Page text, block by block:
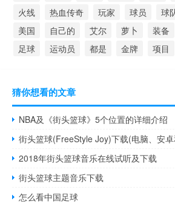
火线
热血传奇 玩家 球员 球
美国
自己的 艾尔 萝卜 装备
足球
运动员 都是 金牌 项目
猜你想看的文章
NBA及《街头篮球》5个位置的详细介绍
街头篮球(FreeStyle Joy)下载(电脑、安
2018年街头篮球音乐在线试听及下载
街头篮球主题音乐下载
怎么看中国足球